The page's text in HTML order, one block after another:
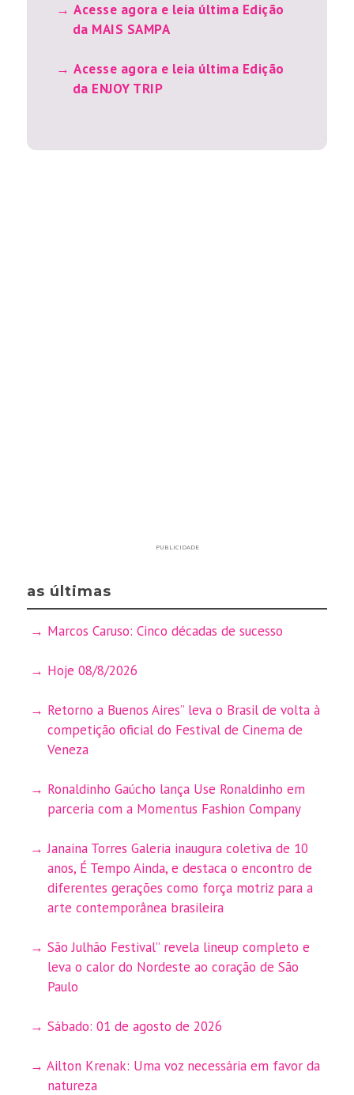
Acesse agora e leia última Edição
da MAIS SAMPA
Acesse agora e leia última Edição
da ENJOY TRIP
PUBLICIDADE
as últimas
Marcos Caruso: Cinco décadas de sucesso
Hoje 08/8/2026
Retorno a Buenos Aires” leva o Brasil de volta à
competição oficial do Festival de Cinema de
Veneza
Ronaldinho Gaúcho lança Use Ronaldinho em
parceria com a Momentus Fashion Company
Janaina Torres Galeria inaugura coletiva de 10
anos, É Tempo Ainda, e destaca o encontro de
diferentes gerações como força motriz para a
arte contemporânea brasileira
São Julhão Festival” revela lineup completo e
leva o calor do Nordeste ao coração de São
Paulo
Sábado: 01 de agosto de 2026
Ailton Krenak: Uma voz necessária em favor da
natureza